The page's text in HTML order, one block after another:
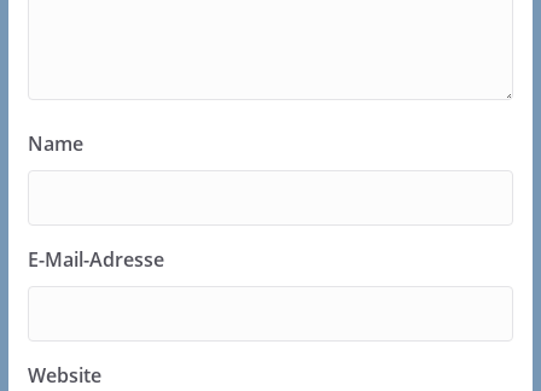
Name
E-Mail-Adresse
Website